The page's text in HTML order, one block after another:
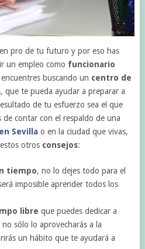
pro de tu futuro y por eso has
un empleo como funcionario
buscando un centro de
, que te pueda ayudar a preparar a
de tu esfuerzo sea el que
de contar con el respaldo de una
Sevillao en la ciudad que vivas,
otros consejos:
tiempo, no lo dejes todo para el
imposible aprender todos los
libre que puedes dedicar a
sólo lo aprovecharás a la
un hábito que te ayudará a